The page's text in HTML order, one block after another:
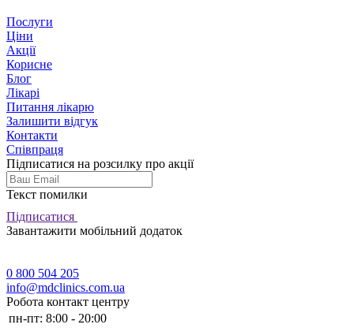
Послуги
Ціни
Акції
Корисне
Блог
Лікарі
Питання лікарю
Залишити відгук
Контакти
Співпраця
Підписатися на розсилку про акції
Текст помилки
Підписатися
Завантажити мобільний додаток
0 800 504 205
info@mdclinics.com.ua
Робота контакт центру
пн-пт: 8:00 - 20:00